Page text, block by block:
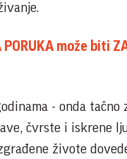
može biti
- onda
čvrste i iskrene
živote